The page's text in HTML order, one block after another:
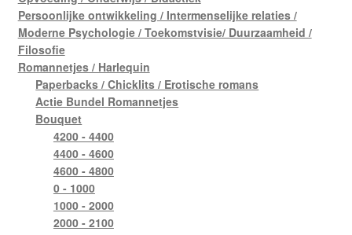
Persoonlijke ontwikkeling / Intermenselijke relaties /
Moderne Psychologie / Toekomstvisie/ Duurzaamheid /
Filosofie
Romannetjes / Harlequin
Paperbacks / Chicklits / Erotische romans
Actie Bundel Romannetjes
Bouquet
4200 - 4400
4400 - 4600
4600 - 4800
0 - 1000
1000 - 2000
2000 - 2100